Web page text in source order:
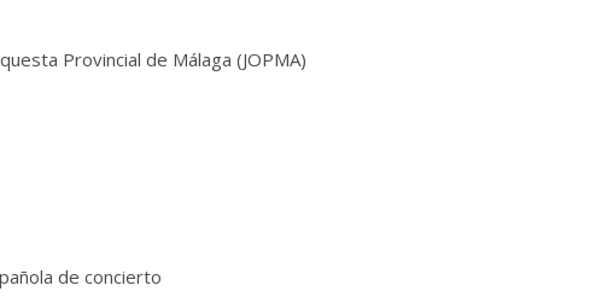
Provincial de Málaga (JOPMA)
de concierto